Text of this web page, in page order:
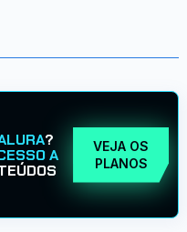
?
A
VEJA OS
PLANOS